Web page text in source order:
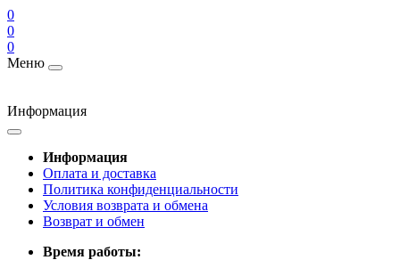
0
0
0
Меню
Информация
Информация
Оплата и доставка
Политика конфиденциальности
Условия возврата и обмена
Возврат и обмен
Время работы: